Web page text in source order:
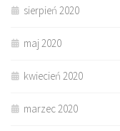
sierpień 2020
maj 2020
kwiecień 2020
marzec 2020